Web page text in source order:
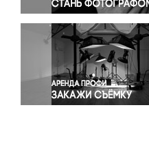
Религия
Светская жизнь
Спорт
Экология
Экономика и бизнес